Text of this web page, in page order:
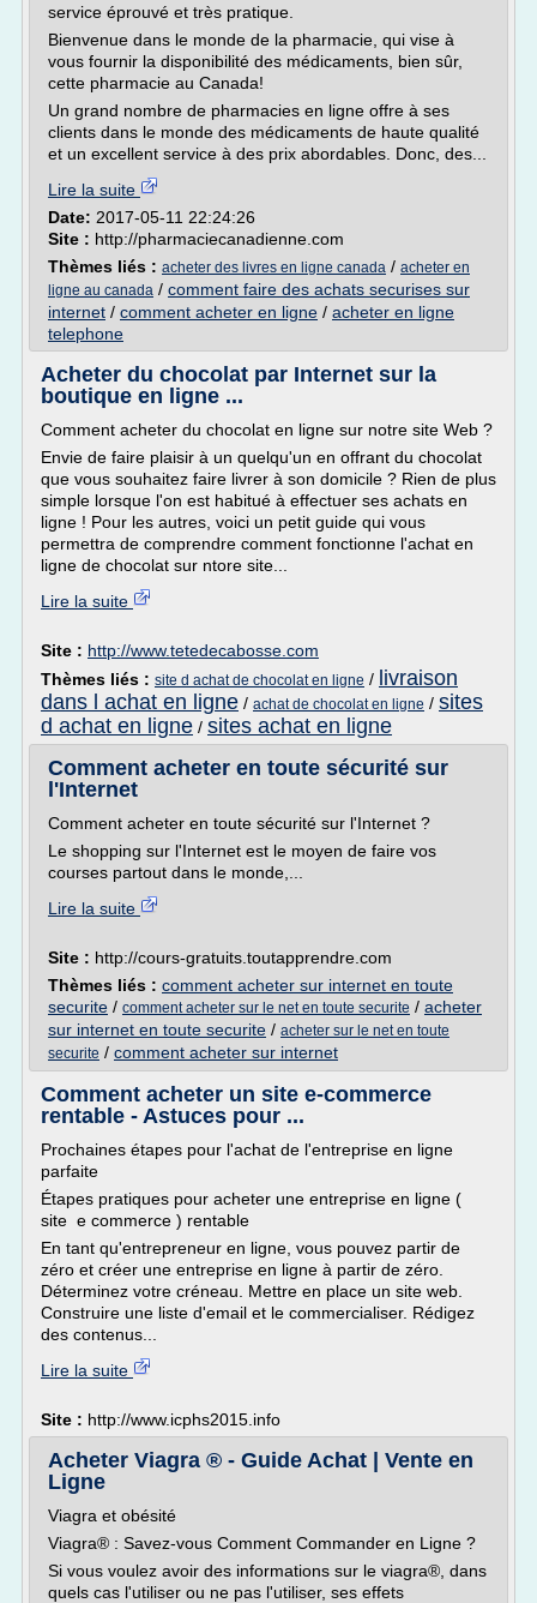
service éprouvé et très pratique.
Bienvenue dans le monde de la pharmacie, qui vise à
vous fournir la disponibilité des médicaments, bien sûr,
cette pharmacie au Canada!
Un grand nombre de pharmacies en ligne offre à ses
clients dans le monde des médicaments de haute qualité
et un excellent service à des prix abordables. Donc, des...
Lire la suite
Date: 2017-05-11 22:24:26
Site : http://pharmaciecanadienne.com
Thèmes liés : acheter des livres en ligne canada / acheter en
ligne au canada / comment faire des achats securises sur
internet / comment acheter en ligne / acheter en ligne
telephone
Acheter du chocolat par Internet sur la
boutique en ligne ...
Comment acheter du chocolat en ligne sur notre site Web ?
Envie de faire plaisir à un quelqu'un en offrant du chocolat
que vous souhaitez faire livrer à son domicile ? Rien de plus
simple lorsque l'on est habitué à effectuer ses achats en
ligne ! Pour les autres, voici un petit guide qui vous
permettra de comprendre comment fonctionne l'achat en
ligne de chocolat sur ntore site...
Lire la suite
Site : http://www.tetedecabosse.com
Thèmes liés : site d achat de chocolat en ligne / livraison
dans l achat en ligne / achat de chocolat en ligne / sites
d achat en ligne / sites achat en ligne
Comment acheter en toute sécurité sur
l'Internet
Comment acheter en toute sécurité sur l'Internet ?
Le shopping sur l'Internet est le moyen de faire vos
courses partout dans le monde,...
Lire la suite
Site : http://cours-gratuits.toutapprendre.com
Thèmes liés : comment acheter sur internet en toute
securite / comment acheter sur le net en toute securite / acheter
sur internet en toute securite / acheter sur le net en toute
securite / comment acheter sur internet
Comment acheter un site e-commerce
rentable - Astuces pour ...
Prochaines étapes pour l'achat de l'entreprise en ligne
parfaite
Étapes pratiques pour acheter une entreprise en ligne (
site e commerce ) rentable
En tant qu'entrepreneur en ligne, vous pouvez partir de
zéro et créer une entreprise en ligne à partir de zéro.
Déterminez votre créneau. Mettre en place un site web.
Construire une liste d'email et le commercialiser. Rédigez
des contenus...
Lire la suite
Site : http://www.icphs2015.info
Acheter Viagra ® - Guide Achat | Vente en
Ligne
Viagra et obésité
Viagra® : Savez-vous Comment Commander en Ligne ?
Si vous voulez avoir des informations sur le viagra®, dans
quels cas l'utiliser ou ne pas l'utiliser, ses effets